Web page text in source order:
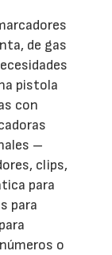
de gas
pistola
con
–
clips,
para
para
o